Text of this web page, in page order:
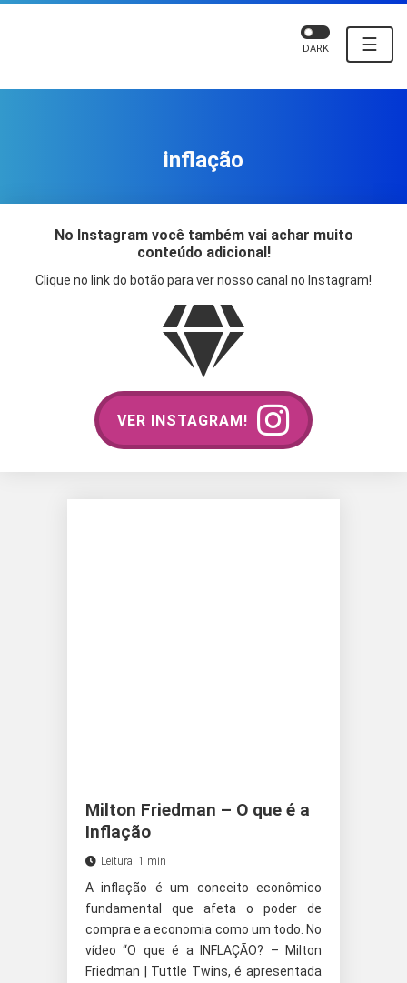
☰
DARK
inflação
No Instagram você também vai achar muito
conteúdo adicional!
Clique no link do botão para ver nosso canal no Instagram!
VER INSTAGRAM!
Milton Friedman – O que é a
Inflação
Leitura: 1 min
A inflação é um conceito econômico
fundamental que afeta o poder de
compra e a economia como um todo. No
vídeo “O que é a INFLAÇÃO? – Milton
Friedman | Tuttle Twins, é apresentada